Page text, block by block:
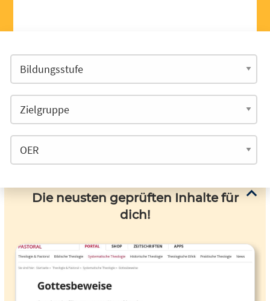
Die neusten geprüften Inhalte für
dich!